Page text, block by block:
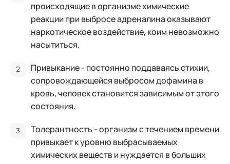
происходящие в организме химические
реакции при выбросе адреналина оказывают
наркотическое воздействие, коим невозможно
насытиться.
Привыкание - постоянно поддаваясь стихии,
сопровождающейся выбросом дофамина в
кровь, человек становится зависимым от этого
состояния.
Толерантность - организм с течением времени
привыкает к уровню выбрасываемых
химических веществ и нуждается в больших